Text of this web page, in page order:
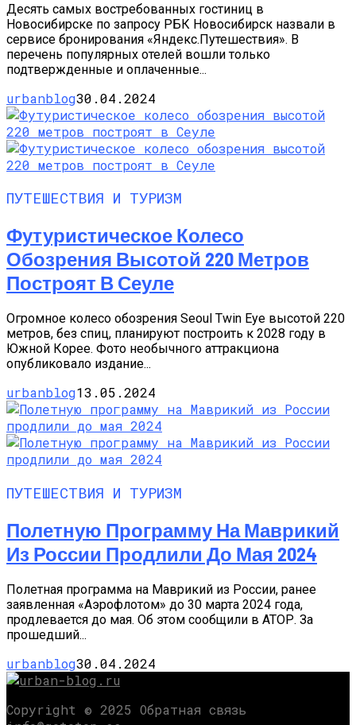
Десять самых востребованных гостиниц в
Новосибирске по запросу РБК Новосибирск назвали в
сервисе бронирования «Яндекс.Путешествия». В
перечень популярных отелей вошли только
подтвержденные и оплаченные...
urbanblog30.04.2024
ПУТЕШЕСТВИЯ И ТУРИЗМ
Футуристическое Колесо
Обозрения Высотой 220 Метров
Построят В Сеуле
Огромное колесо обозрения Seoul Twin Eye высотой 220
метров, без спиц, планируют построить к 2028 году в
Южной Корее. Фото необычного аттракциона
опубликовало издание...
urbanblog13.05.2024
ПУТЕШЕСТВИЯ И ТУРИЗМ
Полетную Программу На Маврикий
Из России Продлили До Мая 2024
Полетная программа на Маврикий из России, ранее
заявленная «Аэрофлотом» до 30 марта 2024 года,
продлевается до мая. Об этом сообщили в АТОР. За
прошедший...
urbanblog30.04.2024
Copyright © 2025 Обратная связь